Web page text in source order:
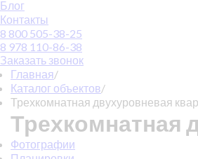
Блог
Контакты
8 800 505-38-25
8 978 110-86-38
Заказать звонок
Главная/
Каталог объектов/
Трехкомнатная двухуровневая
Трехкомнатная
Фотографии